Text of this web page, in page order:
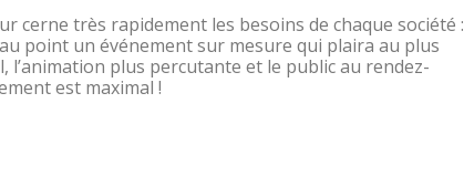
cerne très rapidement les besoins de chaque société :
point un événement sur mesure qui plaira au plus
plus percutante et le public au rendez-
est maximal !